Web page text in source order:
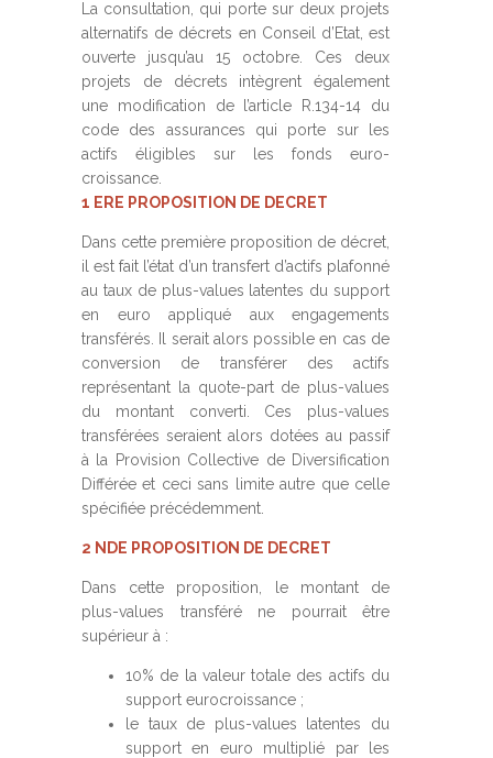
La consultation, qui porte sur deux projets
alternatifs de décrets en Conseil d’Etat, est
ouverte jusqu’au 15 octobre. Ces deux
projets de décrets intègrent également
une modification de l’article R.134-14 du
code des assurances qui porte sur les
actifs éligibles sur les fonds euro-
croissance.
1 ERE PROPOSITION DE DECRET
Dans cette première proposition de décret,
il est fait l’état d’un transfert d’actifs plafonné
au taux de plus-values latentes du support
en euro appliqué aux engagements
transférés. Il serait alors possible en cas de
conversion de transférer des actifs
représentant la quote-part de plus-values
du montant converti. Ces plus-values
transférées seraient alors dotées au passif
à la Provision Collective de Diversification
Différée et ceci sans limite autre que celle
spécifiée précédemment.
2 NDE PROPOSITION DE DECRET
Dans cette proposition, le montant de
plus-values transféré ne pourrait être
supérieur à :
10% de la valeur totale des actifs du
support eurocroissance ;
le taux de plus-values latentes du
support en euro multiplié par les